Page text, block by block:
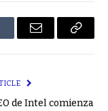
Email
Copy
de Intel comienza